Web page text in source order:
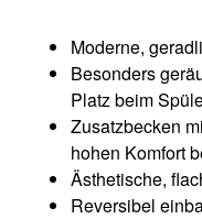
Moderne,
Besonders
Platz beim
Zusatzbecken
hohen Komfort
Ästhetische,
Reversibel